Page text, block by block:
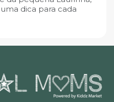
dica para cada